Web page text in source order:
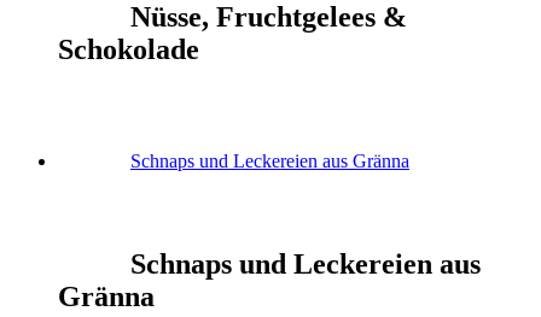
Nüsse, Fruchtgelees &
Schokolade
Schnaps und Leckereien aus Gränna
Schnaps und Leckereien aus
Gränna